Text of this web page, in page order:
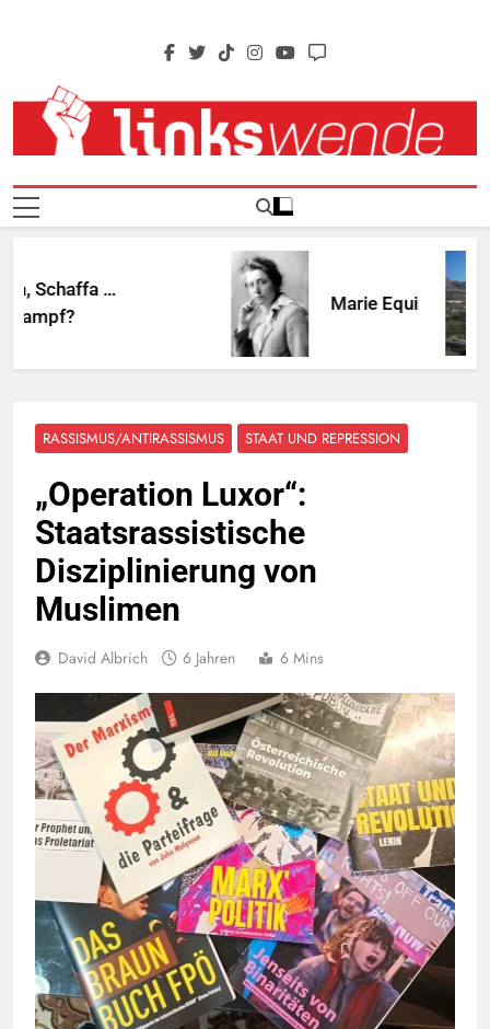
Linkswende Jetzt!
…
Marie Equi
RASSISMUS/ANTIRASSISMUS STAAT UND REPRESSION
„Operation Luxor“:
Staatsrassistische
Disziplinierung von
Muslimen
David Albrich 6 Jahren 6 Mins